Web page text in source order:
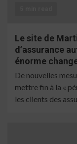
Le site de
d’assurance
énorme
De nouvelles
mettre fin à la «
les clients des